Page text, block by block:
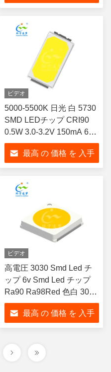
SMD for LED ストライプ
オ用
ビデオ
5000-5500K 日光 白 5730
SMD LEDチップ CRI90
0.5W 3.0-3.2V 150mA 65-
70lm ボードライトダウン
ライト最高 の 価格 を 入手
ビデオ
高電圧 3030 Smd Led チ
ップ 6v Smd Led チップ
Ra90 Ra98Red 色白 3030
街灯用
最高 の 価格 を 入手